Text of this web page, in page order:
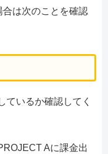
は次のことを確認
ているか確認してく
Aに課金出